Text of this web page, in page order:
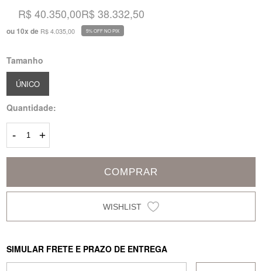
R$ 40.350,00
ou 10x de R$ 4.035,00
R$ 38.332,50
5% OFF NO PIX
Tamanho
ÚNICO
Quantidade:
- +
COMPRAR
SIMULAR FRETE E PRAZO DE ENTREGA